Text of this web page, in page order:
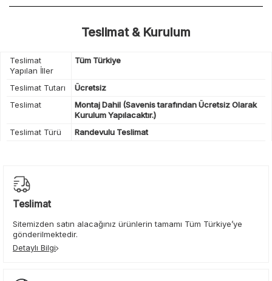
Teslimat & Kurulum
Teslimat
Yapılan İller
Tüm Türkiye
Teslimat Tutarı
Ücretsiz
Teslimat
Montaj Dahil (Savenis tarafından Ücretsiz Olarak
Kurulum Yapılacaktır.)
Teslimat Türü
Randevulu Teslimat
Teslimat
Sitemizden satın alacağınız ürünlerin tamamı Tüm Türkiye’ye
gönderilmektedir.
Detaylı Bilgi